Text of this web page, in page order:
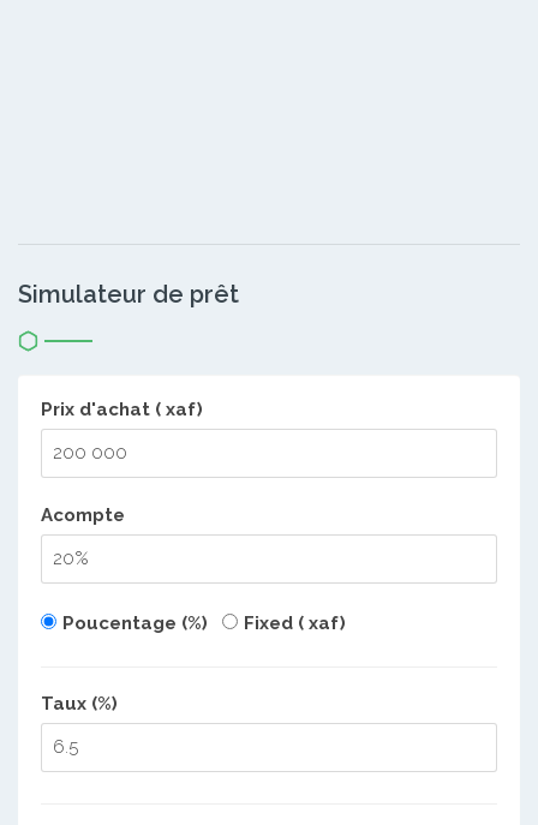
Simulateur de prêt
Prix d'achat ( xaf)
Acompte
Poucentage (%) Fixed ( xaf)
Taux (%)